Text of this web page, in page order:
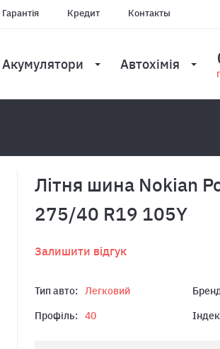
Гарантія Кредит Контакты
Акумулятори Автохімія
Літня шина Nokian
275/40 R19 105Y
Залишити відгук
Тип авто: Легковий
Профіль:
40